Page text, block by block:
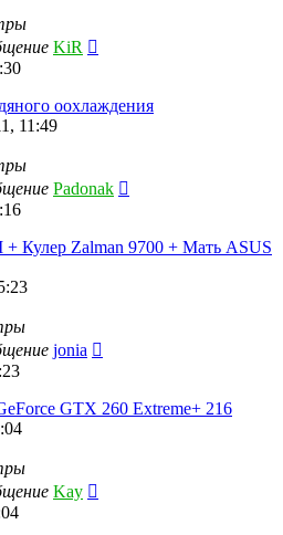
KiR
оохлаждения
11:49
Padonak
Кулер Zalman 9700 + Мать ASUS
jonia
GTX 260 Extreme+ 216
Kay